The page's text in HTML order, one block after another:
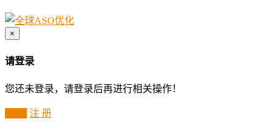
×
请登录
您还未登录，请登录后再进行相关操作！
注 册